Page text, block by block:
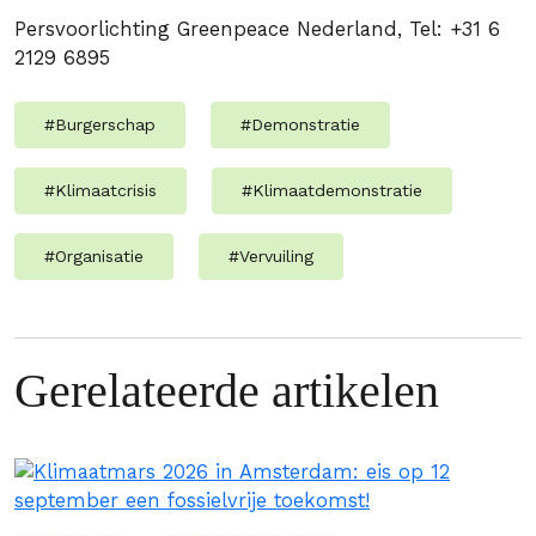
Persvoorlichting Greenpeace Nederland, Tel: +31 6
2129 6895
#Burgerschap #Demonstratie
#Klimaatcrisis #Klimaatdemonstratie
#Organisatie #Vervuiling
Gerelateerde artikelen